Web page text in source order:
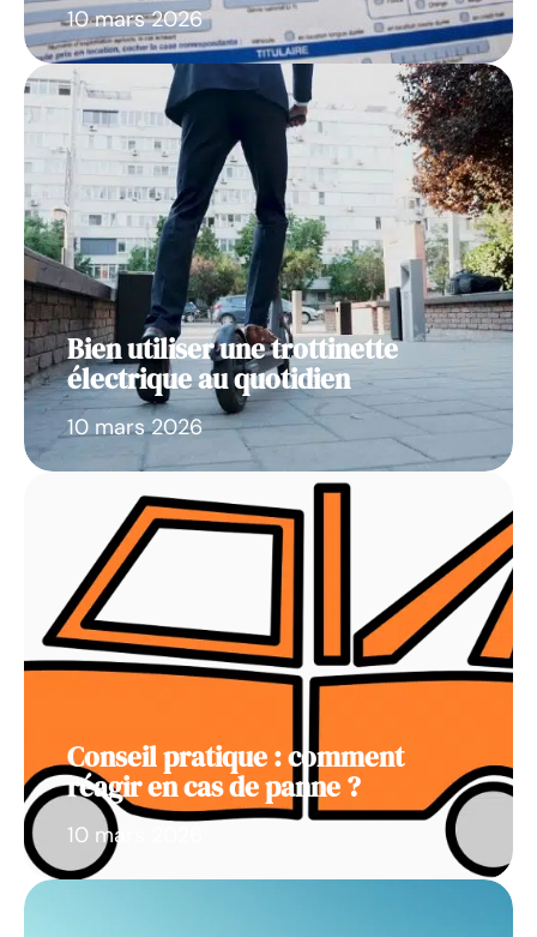
10 mars 2026
Bien utiliser une trottinette
électrique au quotidien
10 mars 2026
Conseil pratique : comment
réagir en cas de panne ?
10 mars 2026